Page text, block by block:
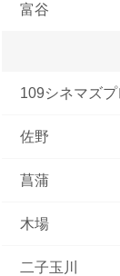
富谷
109シネマズ
佐野
菖蒲
木場
二子玉川